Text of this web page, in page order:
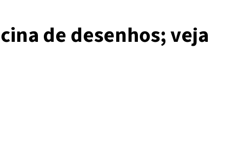
de desenhos; veja